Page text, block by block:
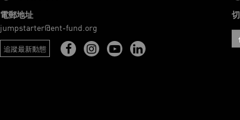
電郵地址
jumpstarter@ent-fund.org
追蹤最新動態